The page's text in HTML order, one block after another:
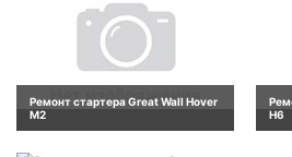
Ремонт стартера Great Wall Hover
M2
H6